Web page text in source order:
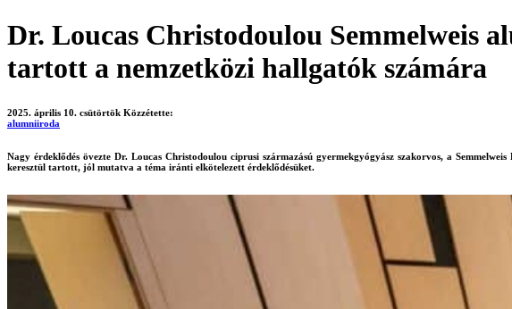
Dr. Loucas Christodoulou Semmelweis
tartott a nemzetközi hallgatók számára
2025. április 10. csütörtök Közzétette:
alumniiroda
Nagy érdeklődés övezte Dr. Loucas Christodoulou ciprusi származású gyermekgyógyász szakorvos, a
keresztül tartott, jól mutatva a téma iránti elkötelezett érdeklődésüket.